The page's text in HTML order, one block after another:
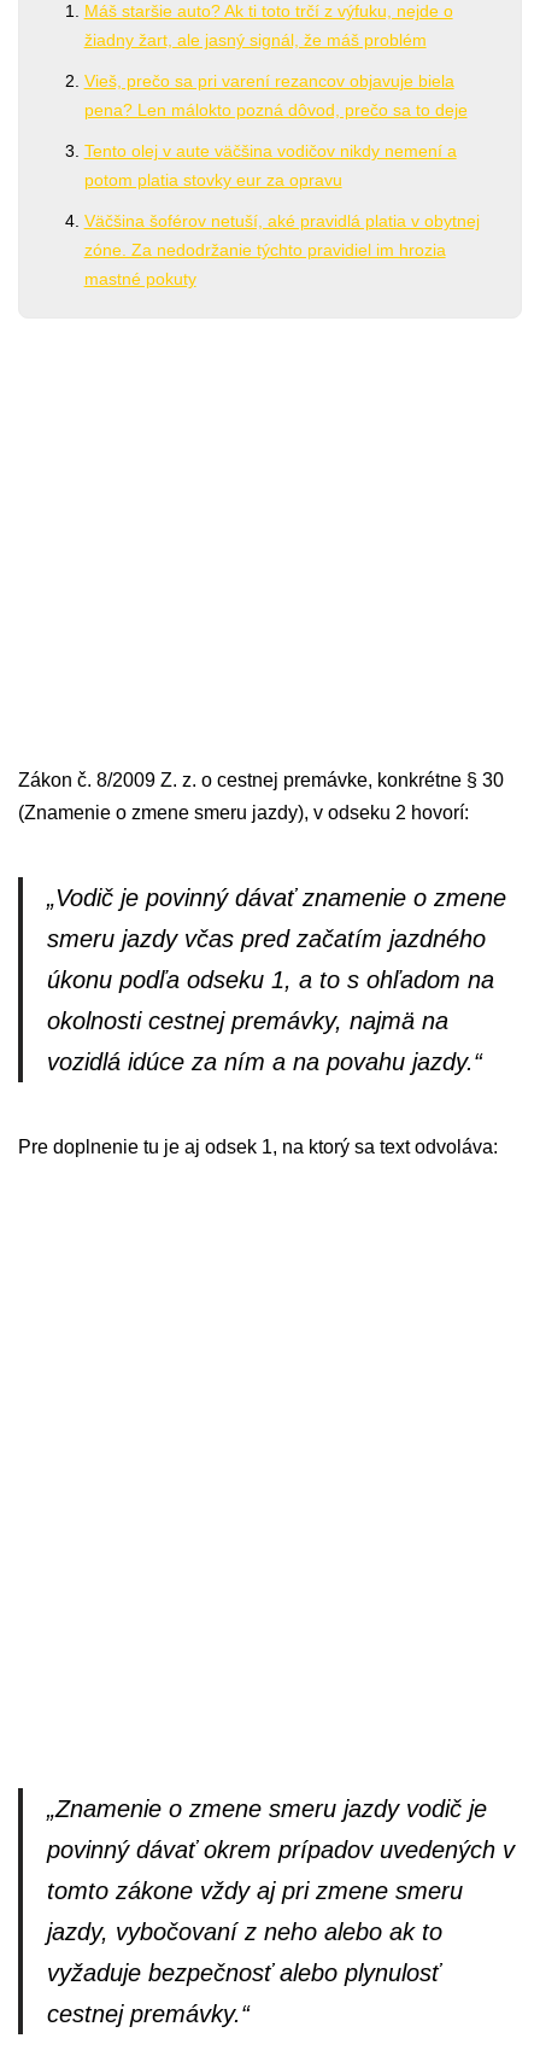
Máš staršie auto? Ak ti toto trčí z výfuku, nejde o
žiadny žart, ale jasný signál, že máš problém
Vieš, prečo sa pri varení rezancov objavuje biela
pena? Len málokto pozná dôvod, prečo sa to deje
Tento olej v aute väčšina vodičov nikdy nemení a
potom platia stovky eur za opravu
Väčšina šoférov netuší, aké pravidlá platia v obytnej
zóne. Za nedodržanie týchto pravidiel im hrozia
mastné pokuty
Zákon č. 8/2009 Z. z. o cestnej premávke, konkrétne § 30
(Znamenie o zmene smeru jazdy), v odseku 2 hovorí:
„Vodič je povinný dávať znamenie o zmene
smeru jazdy včas pred začatím jazdného
úkonu podľa odseku 1, a to s ohľadom na
okolnosti cestnej premávky, najmä na
vozidlá idúce za ním a na povahu jazdy.“
Pre doplnenie tu je aj odsek 1, na ktorý sa text odvoláva:
„Znamenie o zmene smeru jazdy vodič je
povinný dávať okrem prípadov uvedených v
tomto zákone vždy aj pri zmene smeru
jazdy, vybočovaní z neho alebo ak to
vyžaduje bezpečnosť alebo plynulosť
cestnej premávky.“